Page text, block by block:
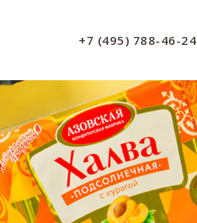
+7 (495) 788-46-24